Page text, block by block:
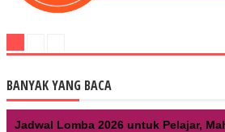
BANYAK YANG BACA
Jadwal Lomba 2026 untuk Pelajar,